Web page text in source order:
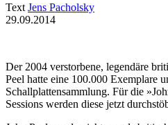
Text Jens Pacholsky
29.09.2014
Der 2004 verstorbene, legendäre
Peel hatte eine 100.000 Exemplare
Schallplattensammlung. Für die
Sessions werden diese jetzt